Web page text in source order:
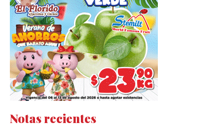
Notas recientes